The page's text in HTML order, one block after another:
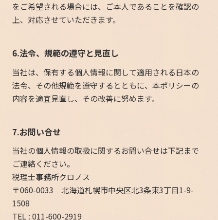
をご希望される場合には、ご本人であることを確認の
上、対応させていただきます。
6.法令、規範の遵守と見直し
当社は、保有する個人情報に関して適用される日本の
法令、その他規範を遵守するとともに、本ポリシーの
内容を適宜見直し、その改善に努めます。
7.お問い合せ
当社の個人情報の取扱に関するお問い合せは下記まで
ご連絡ください。
税理士事務所クロノス
〒060-0033 北海道札幌市中央区北3条東3丁目1-9-
1508
TEL : 011-600-2919